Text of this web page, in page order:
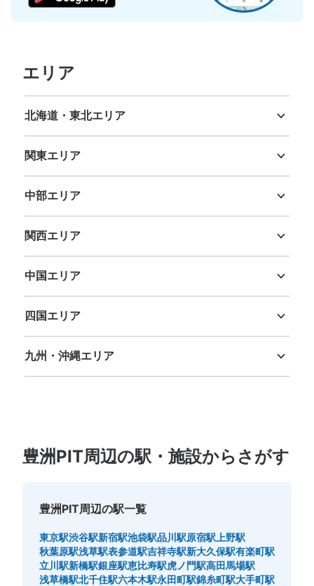
支払い方法
くゆりかもめ新豊洲駅改札内トイレ前コイ
ンロッカー
新交通ゆりかもめ新豊洲駅駅から徒歩1分
該当施設近くの新豊洲駅改札内トイレ前にあるコインロッ
カーになります。
/ ¥700中:7/ ¥500小:8/ ¥400
支払い方法
現金, ICカード
エリア
北海道・東北エリア
関東エリア
中部エリア
関西エリア
中国エリア
四国エリア
九州・沖縄エリア
豊洲PIT周辺の駅・施設からさがす
豊洲PIT周辺の駅一覧
東京駅渋谷駅新宿駅池袋駅品川駅原宿駅 上野駅
秋葉原駅浅草駅表参道駅吉祥寺駅新大久保駅有楽町駅
立川駅新橋駅銀座駅恵比寿駅虎ノ門駅高田馬場駅
浅草橋駅北千住駅六本木駅永田町駅錦糸町駅大手町駅